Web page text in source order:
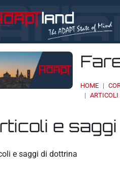
HOME
e
e saggi di dottrina